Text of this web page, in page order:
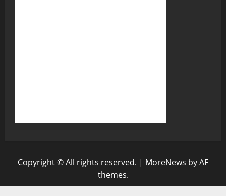
Copyright © All rights reserved. | MoreNews by AF
themes.